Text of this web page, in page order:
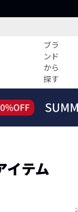
ブラ
ンド
から
探す
すべての記事
ーデ紹介
イテム